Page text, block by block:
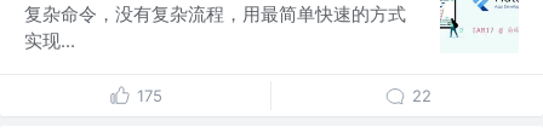
复杂命令，没有复杂流程，用最简单快速的方式
实现...
175 22